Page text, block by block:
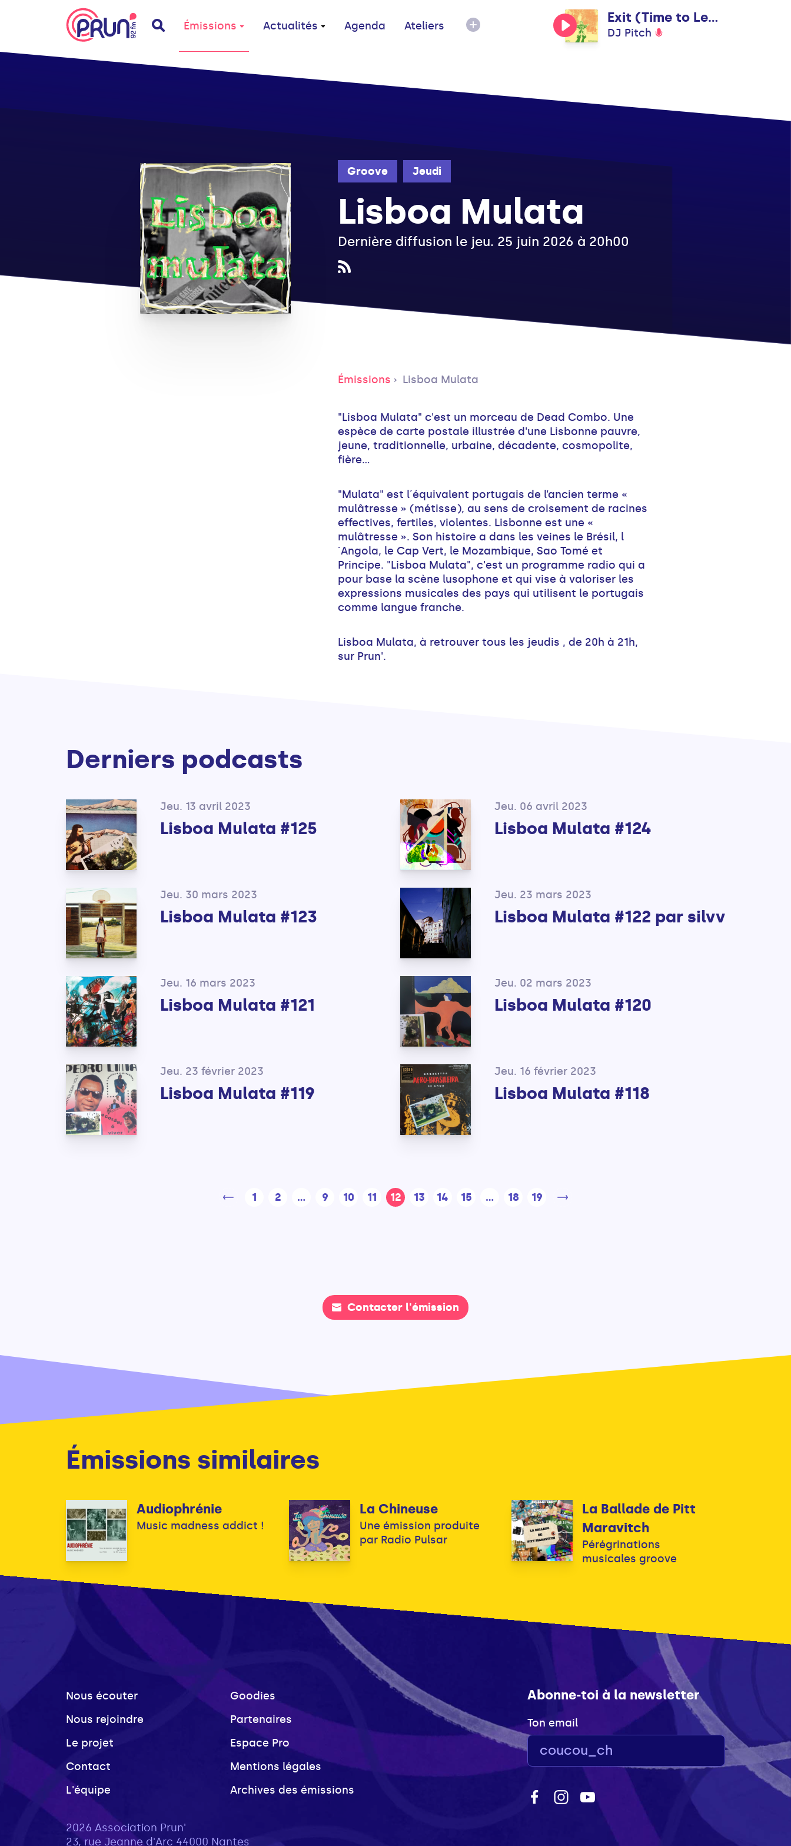
Émissions Actualités Agenda Ateliers
Exit (Time to Leave)
DJ Pitch
Groove Jeudi
Lisboa Mulata
Dernière diffusion le jeu. 25 juin 2026 à 20h00
Émissions Lisboa Mulata
"Lisboa Mulata" c'est un morceau de Dead Combo. Une
espèce de carte postale illustrée d'une Lisbonne pauvre,
jeune, traditionnelle, urbaine, décadente, cosmopolite,
fière...
"Mulata" est l´équivalent portugais de l’ancien terme «
mulâtresse » (métisse), au sens de croisement de racines
effectives, fertiles, violentes. Lisbonne est une «
mulâtresse ». Son histoire a dans les veines le Brésil, l
´Angola, le Cap Vert, le Mozambique, Sao Tomé et
Principe. "Lisboa Mulata", c'est un programme radio qui a
pour base la scène lusophone et qui vise à valoriser les
expressions musicales des pays qui utilisent le portugais
comme langue franche.
Lisboa Mulata, à retrouver tous les jeudis , de 20h à 21h,
sur Prun'.
Derniers podcasts
Jeu. 13 avril 2023
Lisboa Mulata #125
Jeu. 06 avril 2023
Lisboa Mulata #124
Jeu. 30 mars 2023
Lisboa Mulata #123
Jeu. 23 mars 2023
Lisboa Mulata #122 par silvv
Jeu. 16 mars 2023
Lisboa Mulata #121
Jeu. 02 mars 2023
Lisboa Mulata #120
Jeu. 23 février 2023
Lisboa Mulata #119
Jeu. 16 février 2023
Lisboa Mulata #118
1 2 ... 9 10 11 12 13 14 15 ... 18 19
Contacter l'émission
Émissions similaires
Audiophrénie
Music madness addict !
La Chineuse
Une émission produite
par Radio Pulsar
La Ballade de Pitt
Maravitch
Pérégrinations
musicales groove
Nous écouter
Nous rejoindre
Le projet
Contact
L'équipe
Goodies
Partenaires
Espace Pro
Mentions légales
Archives des émissions
Abonne-toi à la newsletter
Ton email
2026 Association Prun'
23, rue Jeanne d'Arc 44000 Nantes